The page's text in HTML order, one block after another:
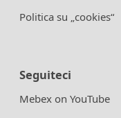
Politica su „cookies“
Seguiteci
Mebex on YouTube